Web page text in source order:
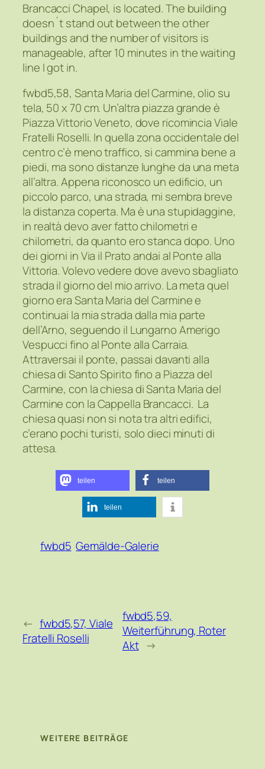
Brancacci Chapel, is located. The building
doesn´t stand out between the other
buildings and the number of visitors is
manageable, after 10 minutes in the waiting
line I got in.
fwbd5,58, Santa Maria del Carmine, olio su
tela, 50 x 70 cm. Un’altra piazza grande è
Piazza Vittorio Veneto, dove ricomincia Viale
Fratelli Roselli. In quella zona occidentale del
centro c’è meno traffico, si cammina bene a
piedi, ma sono distanze lunghe da una meta
all’altra. Appena riconosco un edificio, un
piccolo parco, una strada, mi sembra breve
la distanza coperta. Ma è una stupidaggine,
in realtà devo aver fatto chilometri e
chilometri, da quanto ero stanca dopo. Uno
dei giorni in Via il Prato andai al Ponte alla
Vittoria. Volevo vedere dove avevo sbagliato
strada il giorno del mio arrivo. La meta quel
giorno era Santa Maria del Carmine e
continuai la mia strada dalla mia parte
dell’Arno, seguendo il Lungarno Amerigo
Vespucci fino al Ponte alla Carraia.
Attraversai il ponte, passai davanti alla
chiesa di Santo Spirito fino a Piazza del
Carmine, con la chiesa di Santa Maria del
Carmine con la Cappella Brancacci. La
chiesa quasi non si nota tra altri edifici,
c’erano pochi turisti, solo dieci minuti di
attesa.
teilen teilen
teilen
fwbd5 Gemälde-Galerie
← fwbd5,57, Viale
Fratelli Roselli
fwbd5,59,
Weiterführung, Roter
Akt →
WEITERE BEITRÄGE